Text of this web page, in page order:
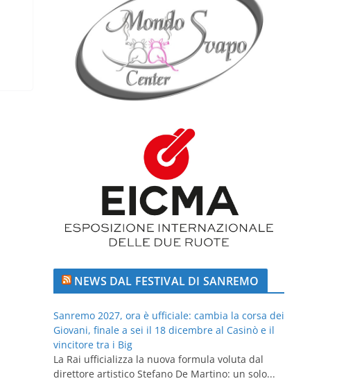
NEWS DAL FESTIVAL DI SANREMO
Sanremo 2027, ora è ufficiale: cambia la corsa dei
Giovani, finale a sei il 18 dicembre al Casinò e il
vincitore tra i Big
La Rai ufficializza la nuova formula voluta dal
direttore artistico Stefano De Martino: un solo...